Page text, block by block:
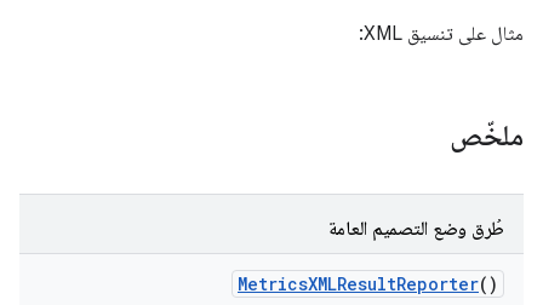
مثال على تنسيق XML:
ملخّص
طُرق وضع التصميم العامة
MetricsXMLResultReporter()